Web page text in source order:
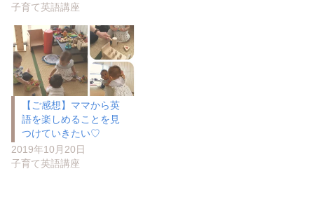
子育て英語講座
【ご感想】ママから英
語を楽しめることを見
つけていきたい♡
2019年10月20日
子育て英語講座